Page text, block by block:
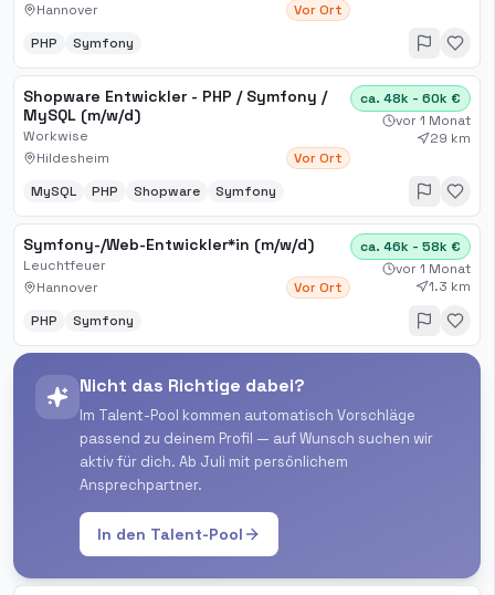
Hannover
Vor Ort
PHP Symfony
Shopware Entwickler - PHP / Symfony /
MySQL (m/w/d)
Workwise
Hildesheim
Vor Ort
ca. 48k - 60k €
vor 1 Monat
29 km
MySQL PHP Shopware Symfony
Symfony-/Web-Entwickler*in (m/w/d)
Leuchtfeuer
Hannover
Vor Ort
ca. 46k - 58k €
vor 1 Monat
1.3 km
PHP
Symfony
Nicht das Richtige dabei?
Im Talent-Pool kommen automatisch Vorschläge
passend zu deinem Profil — auf Wunsch suchen wir
aktiv für dich. Ab Juli mit persönlichem
Ansprechpartner.
In den Talent-Pool